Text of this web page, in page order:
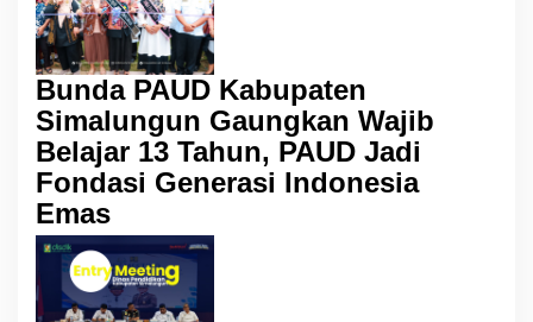
Bunda PAUD Kabupaten
Simalungun Gaungkan Wajib
Belajar 13 Tahun, PAUD Jadi
Fondasi Generasi Indonesia
Emas